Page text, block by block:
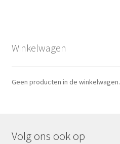
Winkelwagen
Geen producten in de winkelwagen.
Volg ons ook op